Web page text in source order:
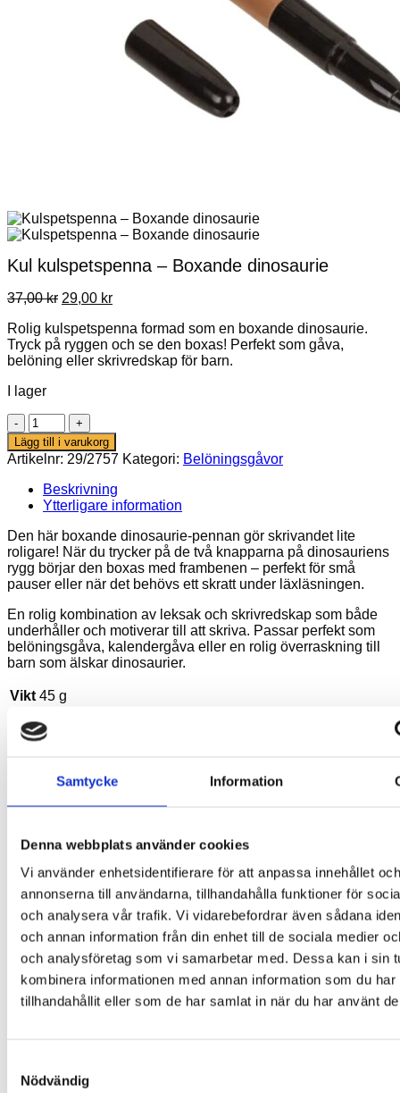
Samtycke Information
Denna webbplats använder cookies
Vi använder enhetsidentifierare för att anpassa innehållet och
annonserna till användarna, tillhandahålla funktioner för
och analysera vår trafik. Vi vidarebefordrar även sådana
och annan information från din enhet till de sociala medier
och analysföretag som vi samarbetar med. Dessa kan i sin
kombinera informationen med annan information som du har
tillhandahållit eller som de har samlat in när du har använt
Nödvändig
Kul kulspetspenna – Boxande dinosaurie
37,00kr Det
priset
var:
37,00 kr.
29,00 krDet
priset
är:
29,00 kr.
Rolig kulspetspenna formad som en boxande dinosaurie.
Tryck på ryggen och se den boxas! Perfekt som gåva,
belöning eller skrivredskap för barn.
I lager
Kul
kulspetspenna
–
Boxande
dinosaurie
mängd
Lägg till i varukorg
Artikelnr: 29/2757 Kategori: Belöningsgåvor
Beskrivning
Ytterligare information
Den här boxande dinosaurie-pennan gör skrivandet lite
roligare! När du trycker på de två knapparna på dinosauriens
rygg börjar den boxas med frambenen – perfekt för små
pauser eller när det behövs ett skratt under läxläsningen.
En rolig kombination av leksak och skrivredskap som både
underhåller och motiverar till att skriva. Passar perfekt som
belöningsgåva, kalendergåva eller en rolig överraskning till
barn som älskar dinosaurier.
Vikt 45 g
Du kanske också gillar …